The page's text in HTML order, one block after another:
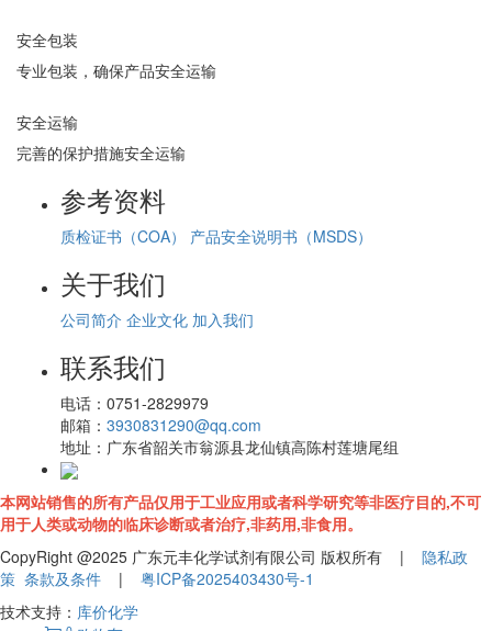
安全包装
专业包装，确保产品安全运输
安全运输
完善的保护措施安全运输
参考资料
质检证书（COA） 产品安全说明书（MSDS）
关于我们
公司简介 企业文化 加入我们
联系我们
电话： 0751-2829979
邮箱： 3930831290@qq.com
地址： 广东省韶关市翁源县龙仙镇高陈村莲塘尾组
本网站销售的所有产品仅用于工业应用或者科学研究等非医疗目的,不可
用于人类或动物的临床诊断或者治疗,非药用,非食用。
CopyRight @2025 广东元丰化学试剂有限公司 版权所有 | 隐私政
策 条款及条件 | 粤ICP备2025403430号-1
技术支持： 库价化学